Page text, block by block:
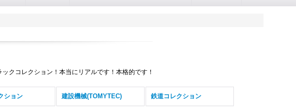
クコレクション！本当にリアルです！本格的です！
ション 建設機械(TOMYTEC) 鉄道コレクション